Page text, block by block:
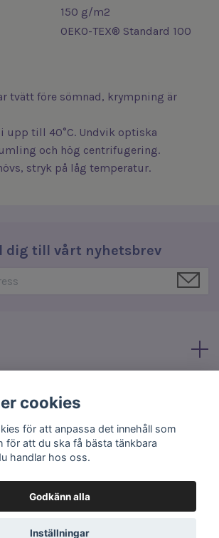
150 g/m2
OEKO-TEX® Standard 100
tvätt före sömnad, krympning är
upp till 40°C. Undvik optiska
och hög centrifugering.
stryk på låg temperatur.
dig till vårt nyhetsbrev
© 2026 Happy Hobby
cookies
för att anpassa det innehåll som
för att du ska få bästa tänkbara
handlar hos oss.
Godkänn alla
Inställningar